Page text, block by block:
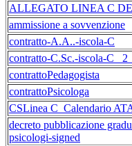
ALLEGATO LINEA C
ammissione a sovvenzione
contratto-A.A..-iscola-C
contratto-C.Sc.-iscola-C _2_
contrattoPedagogista
contrattoPsicologa
CSLinea C_Calendario
decreto pubblicazione
psicologi-signed